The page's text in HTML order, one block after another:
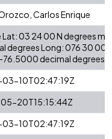
Carlos Enrique
Lat: 03 24 00 N degrees
degrees Long: 076 30 00
76.5000 decimal degrees
10T02:47:19Z
20T15:15:44Z
10T02:47:19Z